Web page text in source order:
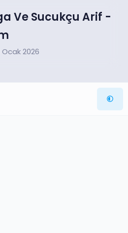
Ve Sucukçu Arif -
Ocak 2026